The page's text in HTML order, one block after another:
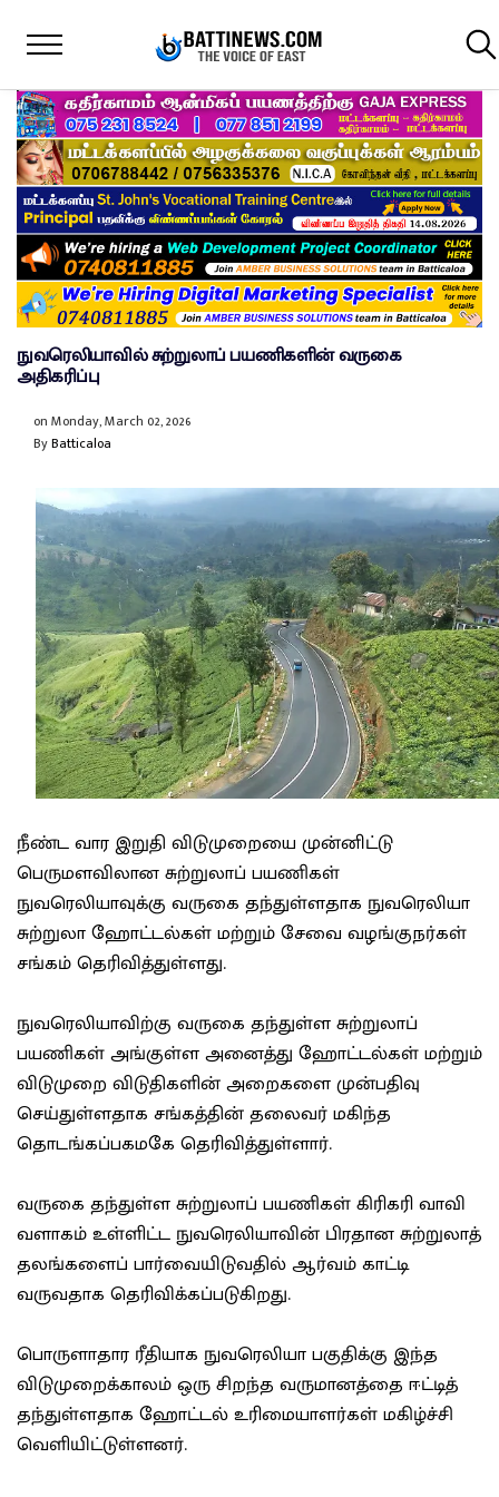
நுவரெலியாவில் சுற்றுலாப் பயணிகளின் வருகை
அதிகரிப்பு
on Monday, March 02, 2026
ByBatticaloa
நீண்ட வார இறுதி விடுமுறையை முன்னிட்டு
பெருமளவிலான சுற்றுலாப் பயணிகள்
நுவரெலியாவுக்கு வருகை தந்துள்ளதாக நுவரெலியா
சுற்றுலா ஹோட்டல்கள் மற்றும் சேவை வழங்குநர்கள்
சங்கம் தெரிவித்துள்ளது.
நுவரெலியாவிற்கு வருகை தந்துள்ள சுற்றுலாப்
பயணிகள் அங்குள்ள அனைத்து ஹோட்டல்கள் மற்றும்
விடுமுறை விடுதிகளின் அறைகளை முன்பதிவு
செய்துள்ளதாக சங்கத்தின் தலைவர் மகிந்த
தொடங்கப்பகமகே தெரிவித்துள்ளார்.
வருகை தந்துள்ள சுற்றுலாப் பயணிகள் கிரிகரி வாவி
வளாகம் உள்ளிட்ட நுவரெலியாவின் பிரதான சுற்றுலாத்
தலங்களைப் பார்வையிடுவதில் ஆர்வம் காட்டி
வருவதாக தெரிவிக்கப்படுகிறது.
பொருளாதார ரீதியாக நுவரெலியா பகுதிக்கு இந்த
விடுமுறைக்காலம் ஒரு சிறந்த வருமானத்தை ஈட்டித்
தந்துள்ளதாக ஹோட்டல் உரிமையாளர்கள் மகிழ்ச்சி
வெளியிட்டுள்ளனர்.